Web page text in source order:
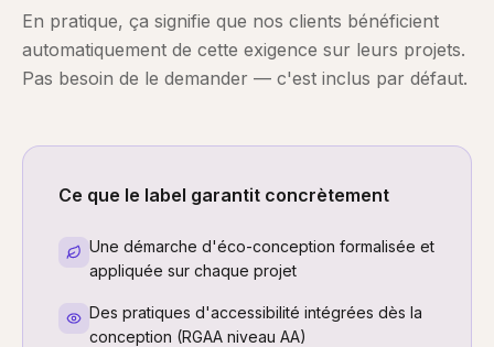
En pratique, ça signifie que nos clients bénéficient
automatiquement de cette exigence sur leurs projets.
Pas besoin de le demander — c'est inclus par défaut.
Ce que le label garantit concrètement
Une démarche d'éco-conception formalisée et
appliquée sur chaque projet
Des pratiques d'accessibilité intégrées dès la
conception (RGAA niveau AA)